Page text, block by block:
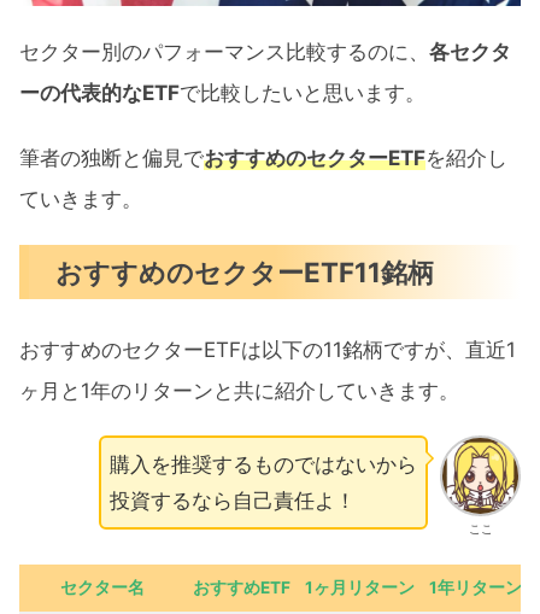
セクター別のパフォーマンス比較するのに、 各セクタ
ーの代表的なETFで比較したいと思います。
筆者の独断と偏見でおすすめのセクターETFを紹介し
ていきます。
おすすめのセクターETF11銘柄
おすすめのセクターETFは以下の11銘柄ですが、直近1
ヶ月と1年のリターンと共に紹介していきます。
ここ
購入を推奨するものではないから
投資するなら自己責任よ！
セクター名 おすすめETF 1ヶ月リターン 1年リターン